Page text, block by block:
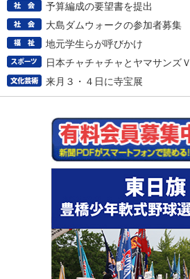
予算編成の要望書を提出
大島ダムウォークの参加者募集
地元学生らが呼びかけ
日本チャチャチャとヤマサンズＶ
来月３・４日に寺宝展